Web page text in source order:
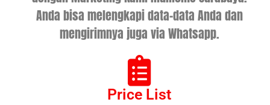
Anda bisa melengkapi data-data Anda dan
mengirimnya juga via Whatsapp.
Price List